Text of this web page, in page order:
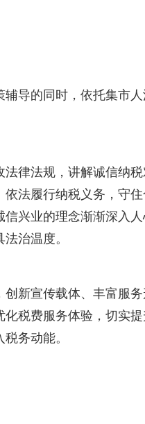
导的同时，依托集市
律法规，讲解诚信纳
法履行纳税义务，守
兴业的理念渐渐深入
治温度。
新宣传载体、丰富服
税费服务体验，切实
务动能。